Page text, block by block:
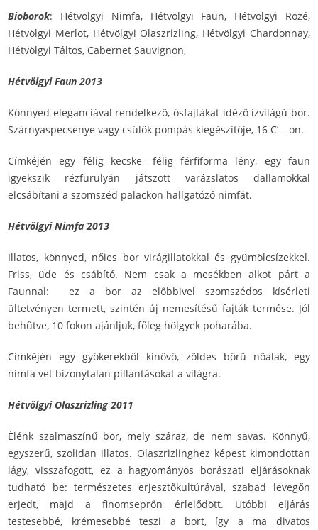
Bioborok: Hétvölgyi Nimfa, Hétvölgyi Faun, Hétvölgyi Rozé,
Hétvölgyi Merlot, Hétvölgyi Olaszrizling, Hétvölgyi Chardonnay,
Hétvölgyi Táltos, Cabernet Sauvignon,
Hétvölgyi Faun 2013
Könnyed eleganciával rendelkező, ősfajtákat idéző ízvilágú bor.
Szárnyaspecsenye vagy csülök pompás kiegészítője, 16 C’ – on.
Címkéjén egy félig kecske- félig férfiforma lény, egy faun
igyekszik rézfurulyán játszott varázslatos dallamokkal
elcsábítani a szomszéd palackon hallgatózó nimfát.
Hétvölgyi Nimfa 2013
Illatos, könnyed, nőies bor virágillatokkal és gyümölcsízekkel.
Friss, üde és csábító. Nem csak a mesékben alkot párt a
Faunnal: ez a bor az előbbivel szomszédos kísérleti
ültetvényen termett, szintén új nemesítésű fajták termése. Jól
behűtve, 10 fokon ajánljuk, főleg hölgyek poharába.
Címkéjén egy gyökerekből kinövő, zöldes bőrű nőalak, egy
nimfa vet bizonytalan pillantásokat a világra.
Hétvölgyi Olaszrizling 2011
Élénk szalmaszínű bor, mely száraz, de nem savas. Könnyű,
egyszerű, szolidan illatos. Olaszrizlinghez képest kimondottan
lágy, visszafogott, ez a hagyományos borászati eljárásoknak
tudható be: természetes erjesztőkultúrával, szabad levegőn
erjedt, majd a finomseprőn érlelődött. Utóbbi eljárás
testesebbé, krémesebbé teszi a bort, így a ma divatos